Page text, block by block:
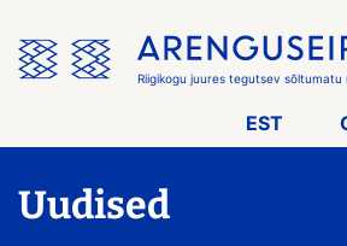
menüü
vahele
Riigikogu juures tegutsev sõltumatu
EST
Uudised